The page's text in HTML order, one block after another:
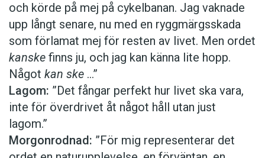
och körde på mej på cykelbanan. Jag vaknade
upp långt senare, nu med en ryggmärgsskada
som förlamat mej för resten av livet. Men ordet
kanske finns ju, och jag kan känna lite hopp.
Något kan ske …”
Lagom: ”Det fångar perfekt hur livet ska vara,
inte för överdrivet åt något håll utan just
lagom.”
Morgonrodnad: ”För mig representerar det